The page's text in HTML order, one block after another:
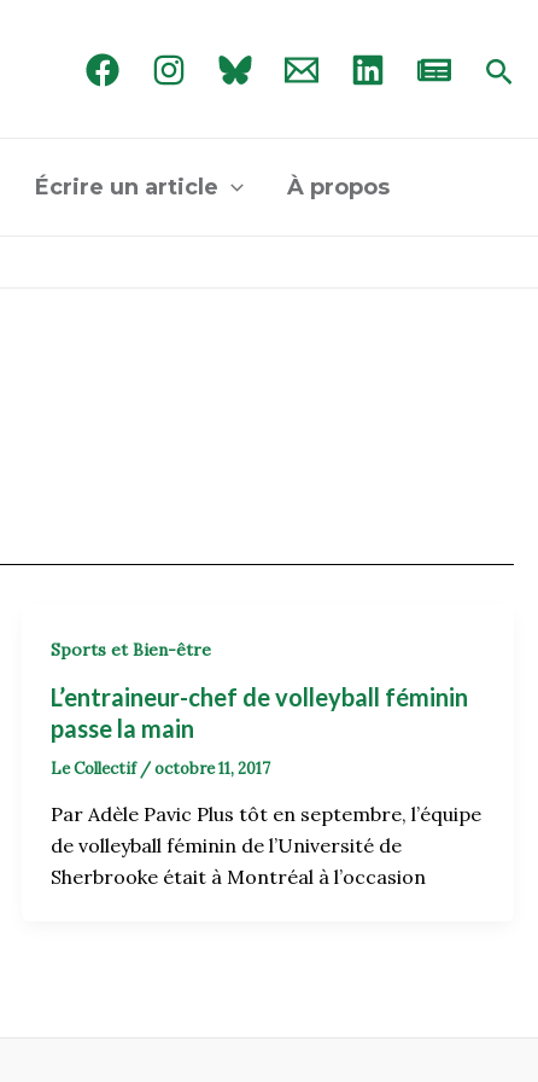
Écrire un article À propos
Sports et Bien-être
L’entraineur-chef de volleyball féminin
passe la main
Le Collectif /octobre 11, 2017
Par Adèle Pavic Plus tôt en septembre, l’équipe
de volleyball féminin de l’Université de
Sherbrooke était à Montréal à l’occasion